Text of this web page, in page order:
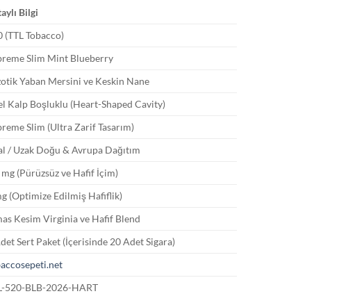
Bilgi
(TTL Tobacco)
Slim Mint Blueberry
Yaban Mersini ve Keskin Nane
Kalp Boşluklu (Heart-Shaped Cavity)
Slim (Ultra Zarif Tasarım)
/ Uzak Doğu & Avrupa Dağıtım
(Pürüzsüz ve Hafif İçim)
(Optimize Edilmiş Hafiflik)
Kesim Virginia ve Hafif Blend
Sert Paket (İçerisinde 20 Adet Sigara)
520-BLB-2026-HART